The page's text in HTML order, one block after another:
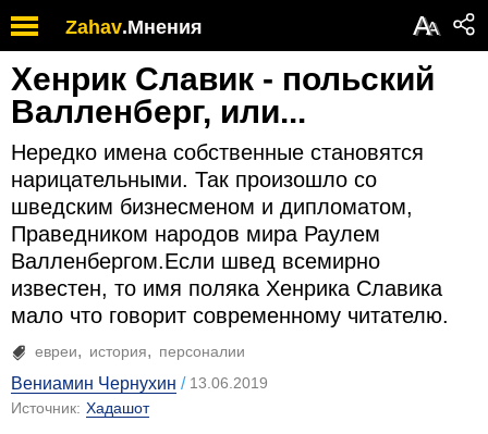
Zahav.Мнения АА
Хенрик Славик - польский
Валленберг, или...
Нередко имена собственные становятся
нарицательными. Так произошло со
шведским бизнесменом и дипломатом,
Праведником народов мира Раулем
Валленбергом.Если швед всемирно
известен, то имя поляка Хенрика Славика
мало что говорит современному читателю.
евреи история персоналии
Вениамин Чернухин
13.06.2019
Источник: Хадашот